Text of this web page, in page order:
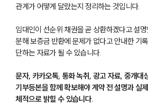
팀소개
팀소개
오시는 길
글로벌 파트너 로펌
고객의 소리
관계가 어떻게 달랐는지 정리하는 것입니다.
임대인이 선순위 채권을 곧 상환하겠다고 설
분해 보증금 반환에 문제가 없다고 안내한 기
단하는 자료가 될 수 있습니다.
문자, 카카오톡, 통화 녹취, 광고 자료, 중개대
기부등본을 함께 확보해야 계약 전 설명과 실
체적으로 밝힐 수 있습니다.